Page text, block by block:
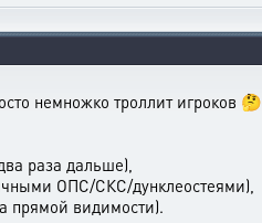
немножко троллит игроков 🤔
раза дальше),
ОПС/СКС/дунклеостеями),
прямой видимости).